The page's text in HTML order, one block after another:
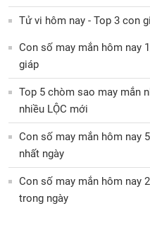
Tử vi hôm nay - Top 3 con
Con số may mắn hôm nay
giáp
Top 5 chòm sao may mắn
nhiều LỘC mới
Con số may mắn hôm nay
nhất ngày
Con số may mắn hôm nay
trong ngày